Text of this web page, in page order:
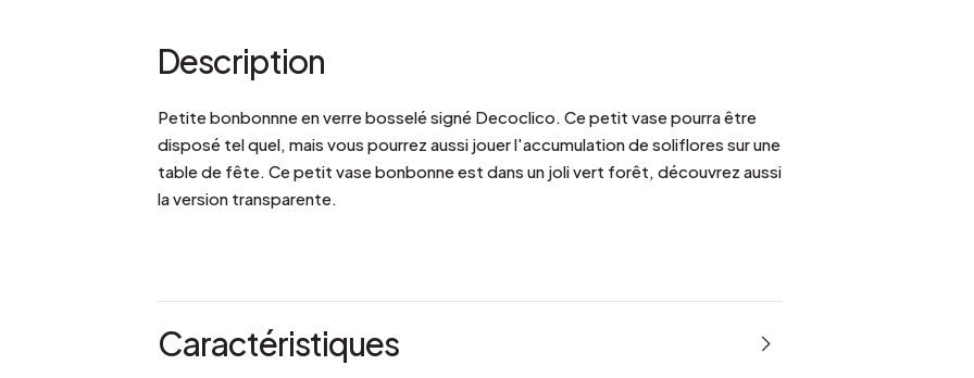
Description
Petite bonbonnne en verre bosselé signé Decoclico. Ce petit vase pourra être
disposé tel quel, mais vous pourrez aussi jouer l'accumulation de soliflores sur une
table de fête. Ce petit vase bonbonne est dans un joli vert forêt, découvrez aussi
la version transparente.
Caractéristiques